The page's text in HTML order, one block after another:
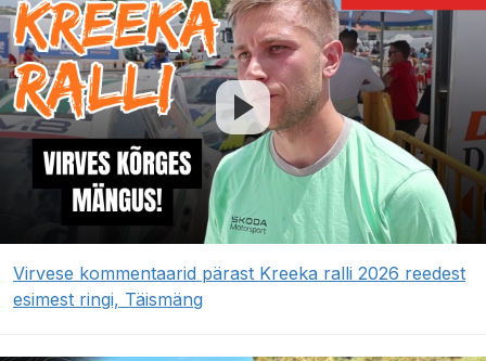
Virvese kommentaarid pärast Kreeka ralli 2026 reedest
esimest ringi, Täismäng